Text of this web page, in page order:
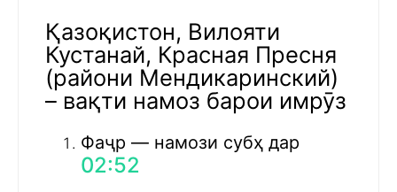
Қазоқистон, Вилояти
Кустанай, Красная Пресня
(райони Мендикаринский)
– вақти намоз барои имрӯз
Фаҷр — намози субҳ дар
02:52